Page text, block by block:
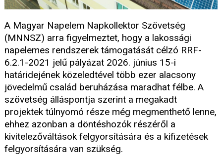
A Magyar Napelem Napkollektor Szövetség
(MNNSZ) arra figyelmeztet, hogy a lakossági
napelemes rendszerek támogatását célzó RRF-
6.2.1-2021 jelű pályázat 2026. június 15-i
határidejének közeledtével több ezer alacsony
jövedelmű család beruházása maradhat félbe. A
szövetség álláspontja szerint a megakadt
projektek túlnyomó része még megmenthető lenne,
ehhez azonban a döntéshozók részéről a
kivitelezőváltások felgyorsítására és a kifizetések
felgyorsítására van szükség.